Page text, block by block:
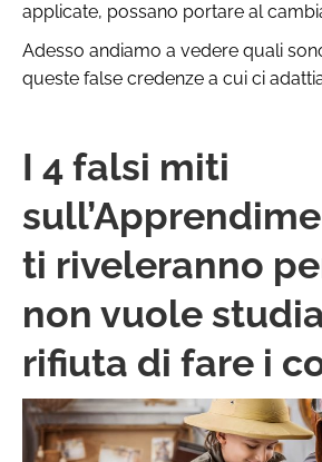
applicate, possano portare al
Adesso andiamo a vedere quali
queste false credenze a cui ci
I 4 falsi miti
ti riveleranno
non vuole
rifiuta di fare i